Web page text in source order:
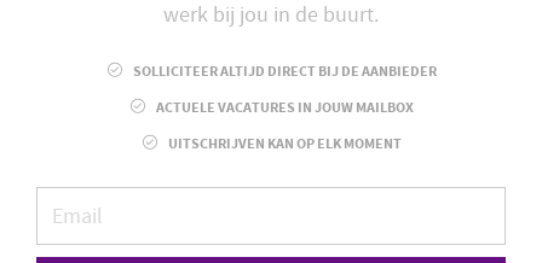
werk bij jou in de buurt.
SOLLICITEER ALTIJD DIRECT BIJ DE AANBIEDER
ACTUELE VACATURES IN JOUW MAILBOX
UITSCHRIJVEN KAN OP ELK MOMENT